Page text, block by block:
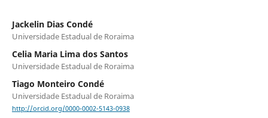
Jackelin Dias Condé
Universidade Estadual de Roraima
Celia Maria Lima dos Santos
Universidade Estadual de Roraima
Tiago Monteiro Condé
Universidade Estadual de Roraima
http://orcid.org/0000-0002-5143-0938